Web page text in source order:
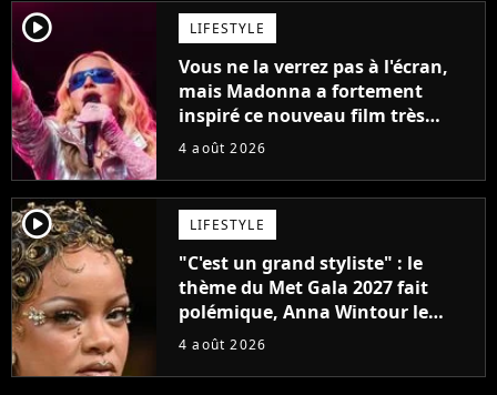
player2 LIFESTYLE
Vous ne la verrez pas à l'écran,
mais Madonna a fortement
inspiré ce nouveau film très
attendu
4 août 2026
player2 LIFESTYLE
"C'est un grand styliste" : le
thème du Met Gala 2027 fait
polémique, Anna Wintour le
défend
4 août 2026